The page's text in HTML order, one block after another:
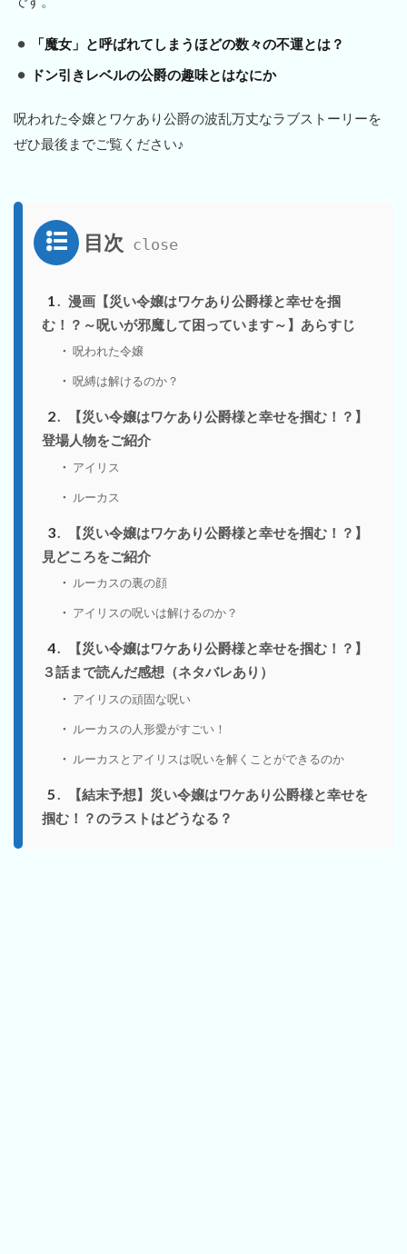
「魔女」と呼ばれてしまうほどの数々の不運とは？
ドン引きレベルの公爵の趣味とはなにか
呪われた令嬢とワケあり公爵の波乱万丈なラブストーリーを
ぜひ最後までご覧ください♪
目次
1
漫画【災い令嬢はワケあり公爵様と幸せを掴
む！？～呪いが邪魔して困っています～】あらすじ
呪われた令嬢
呪縛は解けるのか？
2
【災い令嬢はワケあり公爵様と幸せを掴む！？】
登場人物をご紹介
アイリス
ルーカス
3
【災い令嬢はワケあり公爵様と幸せを掴む！？】
見どころをご紹介
ルーカスの裏の顔
アイリスの呪いは解けるのか？
4
【災い令嬢はワケあり公爵様と幸せを掴む！？】
３話まで読んだ感想（ネタバレあり）
アイリスの頑固な呪い
ルーカスの人形愛がすごい！
ルーカスとアイリスは呪いを解くことができるのか
5
【結末予想】災い令嬢はワケあり公爵様と幸せを
掴む！？のラストはどうなる？